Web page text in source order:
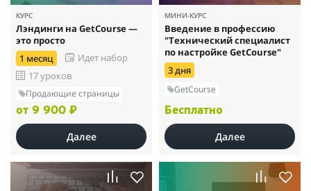
КУРС
Лэндинги на GetCourse —
это просто
1 месяц
Идет набор
17 уроков
Продающие страницы
от 9 900 ₽
Далее
МИНИ-КУРС
Введение в профессию
"Технический специалист
по настройке GetCourse"
3 дня
GetCourse
Бесплатно
Далее